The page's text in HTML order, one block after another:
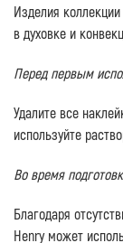
Изделия
в духовке и
Перед первым
Удалите все
используйте
Во время
Благодаря
Henry может